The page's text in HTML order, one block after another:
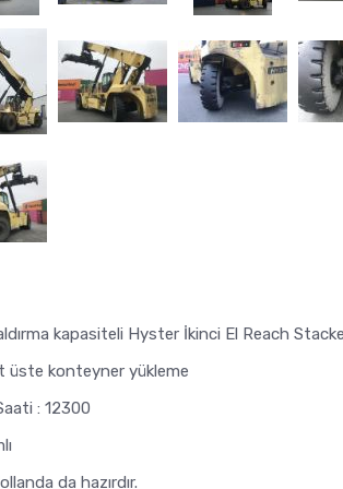
kapasiteli Hyster İkinci El Reach
üste konteyner yükleme
: 12300
da hazırdır.